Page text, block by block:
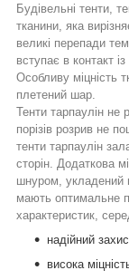
Будівельні тенти,
тканини, яка
великі перепади
вступає в контакт
Особливу міцність
плетений шар.
Тенти тарпаулін не
порізів розрив не
тенти тарпаулін
сторін. Додаткова
шнуром, укладений
мають оптимальне
характеристик,
надійний
висока